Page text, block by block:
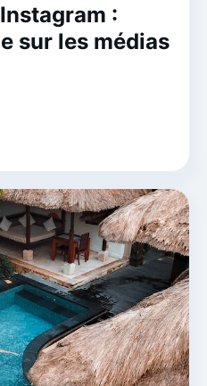
:
sur les médias